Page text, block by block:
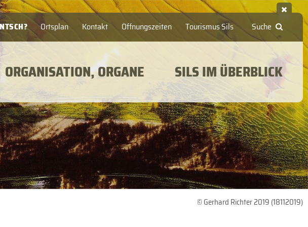
Suche
Ortsplan Kontakt Öffnungszeiten Tourismus Sils
ORGANISATION, ORGANE SILS IM ÜBERBLICK
© Gerhard Richter 2019 (18112019)